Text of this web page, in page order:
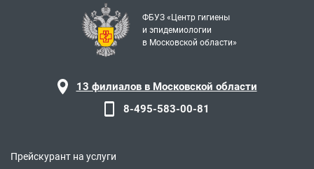
ФБУЗ «Центр гигиены
и эпидемиологии
в Московской области»
13 филиалов в Московской области
8-495-583-00-81
Прейскурант на услуги